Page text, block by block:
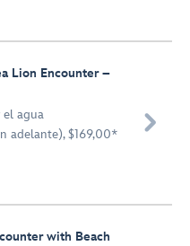
Lion Encounter –
el agua
adelante), $169,00*

with Beach